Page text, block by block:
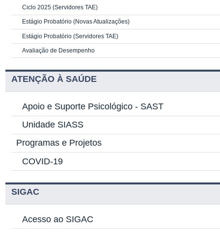
Ciclo 2025 (Servidores TAE)
Estágio Probatório (Novas Atualizações)
Estágio Probatório (Servidores TAE)
Avaliação de Desempenho
ATENÇÃO À SAÚDE
Apoio e Suporte Psicológico - SAST
Unidade SIASS
Programas e Projetos
COVID-19
SIGAC
Acesso ao SIGAC